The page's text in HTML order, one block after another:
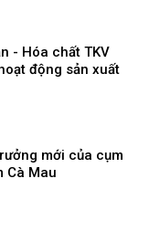
- Hóa chất TKV
động sản xuất
mới của cụm
Cà Mau